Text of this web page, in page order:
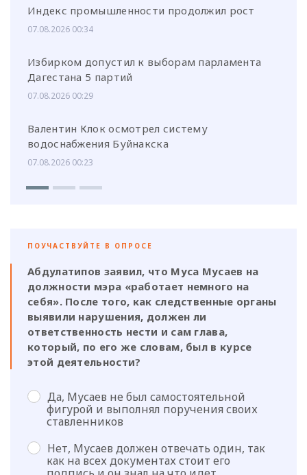
Индекс промышленности продолжил рост
07.08.2026 00:34
Избирком допустил к выборам парламента
Дагестана 5 партий
07.08.2026 00:29
Валентин Клок осмотрел систему
водоснабжения Буйнакска
07.08.2026 00:23
ПОУЧАСТВУЙТЕ В ОПРОСЕ
Абдулатипов заявил, что Муса Мусаев на
должности мэра «работает немного на
себя». После того, как следственные органы
выявили нарушения, должен ли
ответственность нести и сам глава,
который, по его же словам, был в курсе
этой деятельности?
Да, Мусаев не был самостоятельной
фигурой и выполнял поручения своих
ставленников
Нет, Мусаев должен отвечать один, так
как на всех документах стоит его